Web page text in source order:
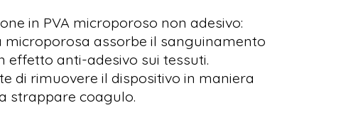
in PVA microporoso non adesivo:
assorbe il sanguinamento
effetto anti-adesivo sui tessuti.
di rimuovere il dispositivo in maniera
strappare coagulo.